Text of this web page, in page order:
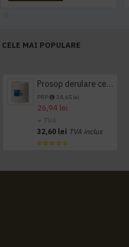
CELE MAI POPULARE
Prosop derulare centrala 1 pliu, 300 m Tork
PRP 34,65 lei
26,94 lei
+ TVA
32,60 lei TVA inclus